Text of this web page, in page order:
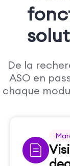
De la
ASO en
chaque